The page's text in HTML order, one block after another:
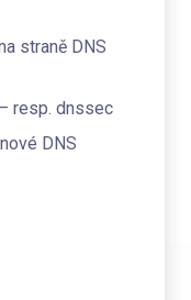
straně DNS
resp. dnssec
DNS